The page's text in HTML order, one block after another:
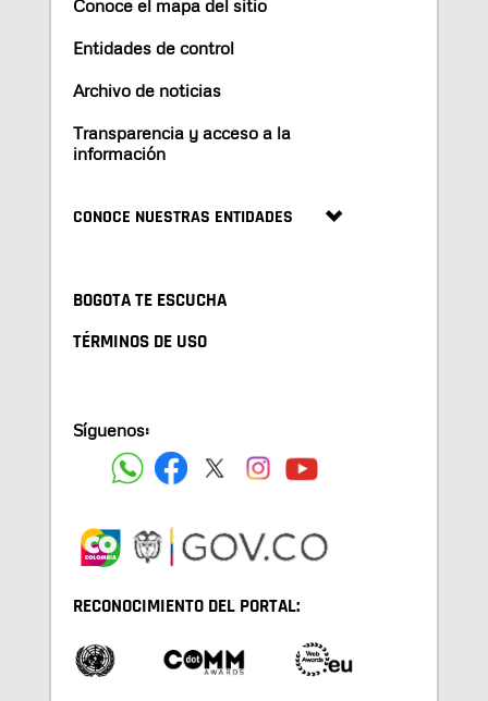
Conoce el mapa del sitio
Entidades de control
Archivo de noticias
Transparencia y acceso a la
información
CONOCE NUESTRAS ENTIDADES
BOGOTA TE ESCUCHA
TÉRMINOS DE USO
Síguenos:
RECONOCIMIENTO DEL PORTAL: